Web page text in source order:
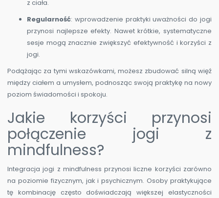
z ciała.
Regularność: wprowadzenie praktyki uważności do jogi
przynosi najlepsze efekty. Nawet krótkie, systematyczne
sesje mogą znacznie zwiększyć efektywność i korzyści z
jogi.
Podążając za tymi wskazówkami, możesz zbudować silną więź
między ciałem a umysłem, podnosząc swoją praktykę na nowy
poziom świadomości i spokoju.
Jakie korzyści przynosi
połączenie jogi z
mindfulness?
Integracja jogi z mindfulness przynosi liczne korzyści zarówno
na poziomie fizycznym, jak i psychicznym. Osoby praktykujące
tę kombinację często doświadczają większej elastyczności